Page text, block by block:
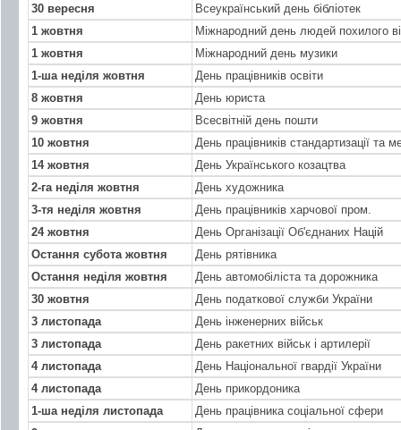
30 вересня
Всеукраїнський день бібліотек
1 жовтня
Міжнародний день людей похилого
1 жовтня
Міжнародний день музики
1-ша неділя жовтня
День працівників освіти
8 жовтня
День юриста
9 жовтня
Всесвітній день пошти
10 жовтня
День працівників стандартизації та
14 жовтня
День Українського козацтва
2-га неділя жовтня
День художника
3-тя неділя жовтня
День працівників харчової пром.
24 жовтня
День Організації Об'єднаних Націй
Остання субота жовтня
День рятівника
Остання неділя жовтня
День автомобіліста та дорожника
30 жовтня
День податкової служби України
3 листопада
День інженерних військ
3 листопада
День ракетних військ і артилерії
4 листопада
День Національної гвардії України
4 листопада
День прикордоника
1-ша неділя листопада
День працівника соціальної сфери